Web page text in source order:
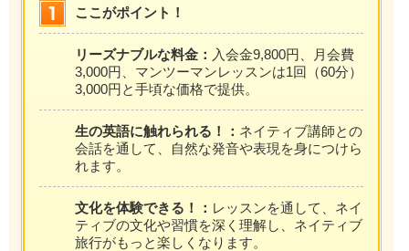
ここがポイント！
リーズナブルな料金： 入会金9,800円、月会費
3,000円、マンツーマンレッスンは1回（60分）
3,000円と手頃な価格で提供。
生の英語に触れられる！： ネイティブ講師との
会話を通して、自然な発音や表現を身につけら
れます。
文化を体験できる！： レッスンを通して、ネイ
ティブの文化や習慣を深く理解し、ネイティブ
旅行がもっと楽しくなります。